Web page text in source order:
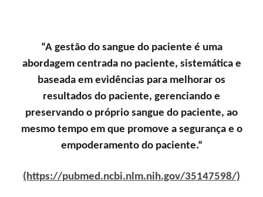
“A gestão do sangue do paciente é uma
abordagem centrada no paciente, sistemática e
baseada em evidências para melhorar os
resultados do paciente, gerenciando e
preservando o próprio sangue do paciente, ao
mesmo tempo em que promove a segurança e o
empoderamento do paciente.“
(https://pubmed.ncbi.nlm.nih.gov/35147598/)